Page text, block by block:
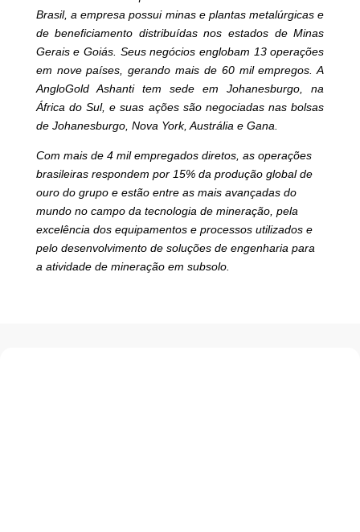
Brasil, a empresa possui minas e plantas metalúrgicas e
de beneficiamento distribuídas nos estados de Minas
Gerais e Goiás. Seus negócios englobam 13 operações
em nove países, gerando mais de 60 mil empregos. A
AngloGold Ashanti tem sede em Johanesburgo, na
África do Sul, e suas ações são negociadas nas bolsas
de Johanesburgo, Nova York, Austrália e Gana.
Com mais de 4 mil empregados diretos, as operações
brasileiras respondem por 15% da produção global de
ouro do grupo e estão entre as mais avançadas do
mundo no campo da tecnologia de mineração, pela
excelência dos equipamentos e processos utilizados e
pelo desenvolvimento de soluções de engenharia para
a atividade de mineração em subsolo.